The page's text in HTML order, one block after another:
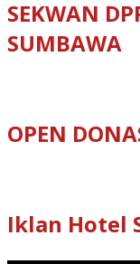
SEKWAN
SUMBAWA
OPEN
Iklan Hotel